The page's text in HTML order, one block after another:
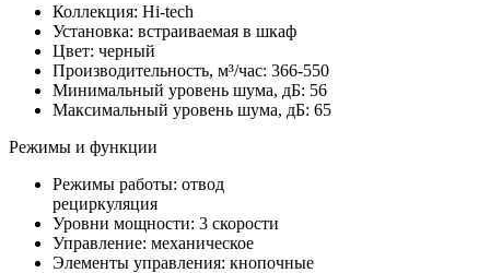
Коллекция: Hi-tech
Установка: встраиваемая в шкаф
Цвет: черный
Производительность, м³/час: 366-550
Минимальный уровень шума, дБ: 56
Максимальный уровень шума, дБ: 65
Режимы и функции
Режимы работы: отвод
рециркуляция
Уровни мощности: 3 скорости
Управление: механическое
Элементы управления: кнопочные